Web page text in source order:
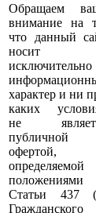
Обращаем
внимание на
что данный
носит
исключительно
характер и ни
каких
не
публичной
офертой,
определяемой
положениями
Статьи 437
Гражданского